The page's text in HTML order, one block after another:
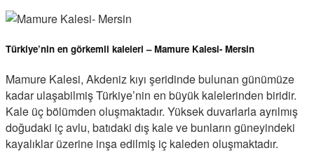
Türkiye’nin en görkemli kaleleri – Mamure Kalesi- Mersin
Mamure Kalesi, Akdeniz kıyı şeridinde bulunan günümüze
kadar ulaşabilmiş Türkiye’nin en büyük kalelerinden biridir.
Kale üç bölümden oluşmaktadır. Yüksek duvarlarla ayrılmış
doğudaki iç avlu, batıdaki dış kale ve bunların güneyindeki
kayalıklar üzerine inşa edilmiş iç kaleden oluşmaktadır.